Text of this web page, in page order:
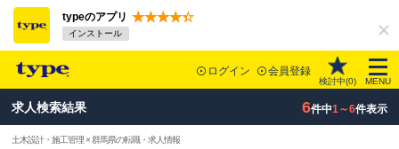
typeのアプリ
インストール
ログイン 会員登録
検討中(0) MENU
求人検索結果 6件中1～6件表示
土木設計・施工管理 × 群馬県の転職・求人情報